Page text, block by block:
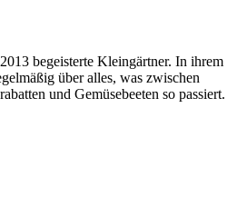
begeisterte Kleingärtner. In ihrem
über alles, was zwischen
und Gemüsebeeten so passiert.